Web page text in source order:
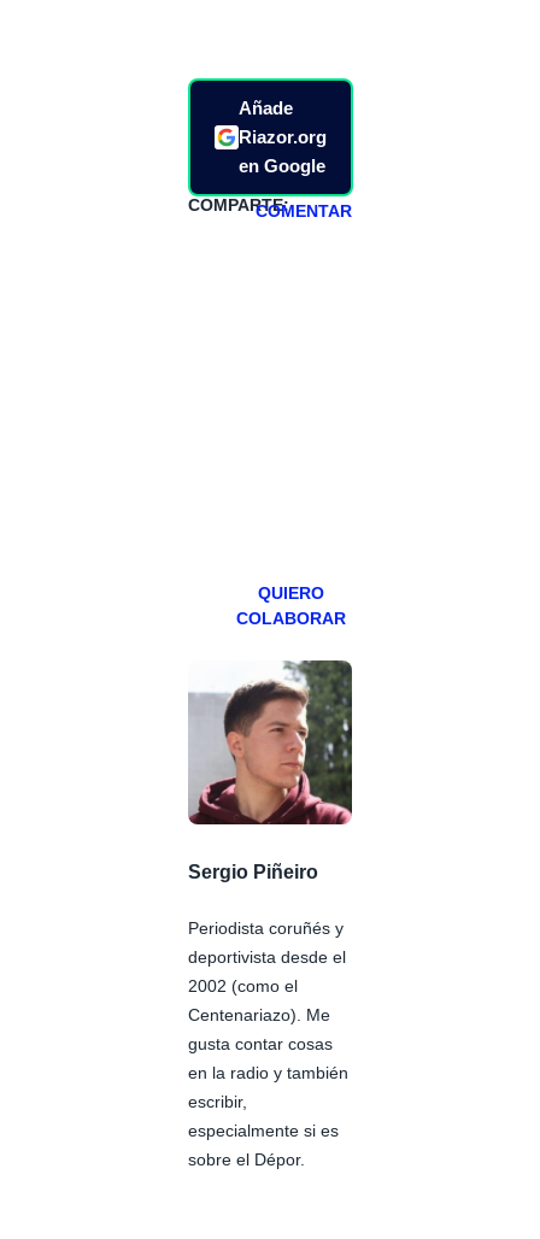
Añade
Riazor.org
en Google
COMPARTE:COMENTAR
QUIERO
COLABORAR
Sergio Piñeiro
Periodista coruñés y
deportivista desde el
2002 (como el
Centenariazo). Me
gusta contar cosas
en la radio y también
escribir,
especialmente si es
sobre el Dépor.